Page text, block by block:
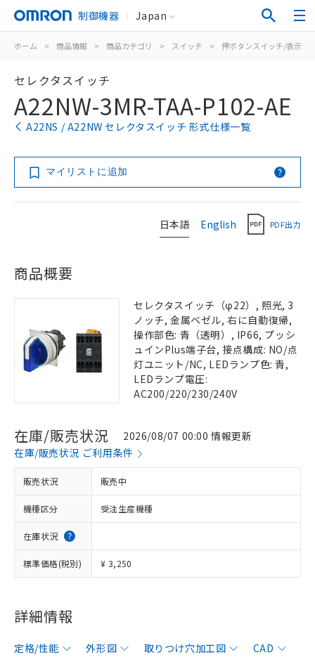
制御機器 Japan
ホーム > 商品情報 > 商品カテゴリ > スイッチ > 押ボタンスイッチ/表示灯
セレクタスイッチ
A22NW-3MR-TAA-P102-AE
A22NS / A22NW セレクタスイッチ 形式仕様一覧
マイリストに追加
日本語 English PDF出力
商品概要
セレクタスイッチ（φ22）, 照光, 3
ノッチ, 金属ベゼル, 右に自動復帰,
操作部色: 青（透明）, IP66, プッシ
ュインPlus端子台, 接点構成: NO/点
灯ユニット/NC, LEDランプ色: 青,
LEDランプ電圧:
AC200/220/230/240V
在庫/販売状況
2026/08/07 00:00 情報更新
在庫/販売状況 ご利用条件
販売状況 販売中
機種区分 受注生産機種
在庫状況
標準価格(税別) ¥ 3,250
詳細情報
定格/性能 外形図 取りつけ穴加工図
CAD